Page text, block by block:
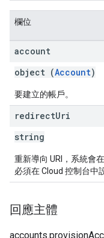
欄位
account
object (Account)
要建立的帳戶。
redirectUri
string
重新導向 URI，系統會
必須在 Cloud 控制台中
回應主體